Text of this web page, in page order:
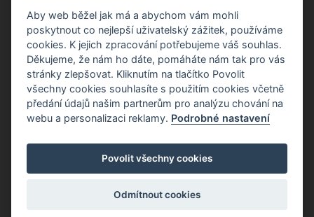
Napište nám kdykoliv!
info@apiso.cz
Copyright © Novy Web s.r.o. 2026
Aby web běžel jak má a abychom vám mohli
poskytnout co nejlepší uživatelský zážitek, používáme
cookies. K jejich zpracování potřebujeme váš souhlas.
Děkujeme, že nám ho dáte, pomáháte nám tak pro vás
stránky zlepšovat. Kliknutím na tlačítko Povolit
všechny cookies souhlasíte s použitím cookies včetně
předání údajů našim partnerům pro analýzu chování na
webu a personalizaci reklamy. Podrobné nastavení
Povolit všechny cookies
Odmítnout cookies